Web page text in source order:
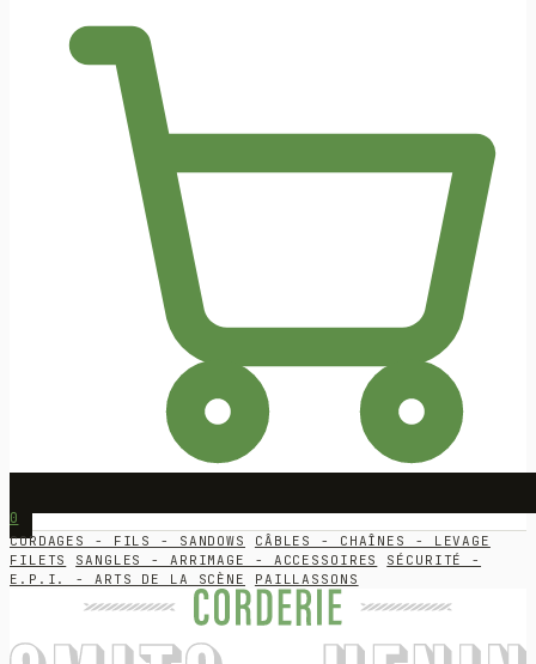
0
CORDAGES - FILS - SANDOWS
CÂBLES - CHAÎNES - LEVAGE
FILETS
SANGLES - ARRIMAGE - ACCESSOIRES
SÉCURITÉ -
E.P.I. - ARTS DE LA SCÈNE
PAILLASSONS